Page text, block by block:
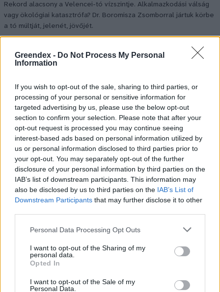
Greendex - Do Not Process My Personal
Information
If you wish to opt-out of the sale, sharing to third parties, or
processing of your personal or sensitive information for
targeted advertising by us, please use the below opt-out
section to confirm your selection. Please note that after your
opt-out request is processed you may continue seeing
interest-based ads based on personal information utilized by
us or personal information disclosed to third parties prior to
your opt-out. You may separately opt-out of the further
disclosure of your personal information by third parties on the
IAB’s list of downstream participants. This information may
also be disclosed by us to third parties on the IAB’s List of
Downstream Participants that may further disclose it to other
Personal Data Processing Opt Outs
I want to opt-out of the Sharing of my
personal data.
Opted In
I want to opt-out of the Sale of my
Personal Data.
Rekord alacsony a Velencei-tó vízszintje. Alkalmazkodási válság
vagy ökológiai katasztrófa? Dr. Boromisza Zsomborral jártuk körbe
a tó múltját, jelenét, jövőjét.
Kerti sütögetés biztonságosan
Magyar fejlesztés hozhat óriási
fordulatot a takarmányozásban
AGRÁRIUM